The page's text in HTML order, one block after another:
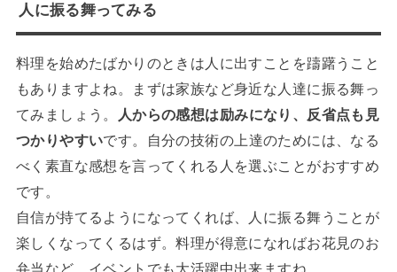
人に振る舞ってみる
料理を始めたばかりのときは人に出すことを躊躇うこと
もありますよね。まずは家族など身近な人達に振る舞っ
てみましょう。
人からの感想は励みになり、反省点も見
つかりやすいです。自分の技術の上達のためには、なる
べく素直な感想を言ってくれる人を選ぶことがおすすめ
です。
自信が持てるようになってくれば、人に振る舞うことが
楽しくなってくるはず。料理が得意になればお花見のお
弁当など、イベントでも大活躍中出来ますね。